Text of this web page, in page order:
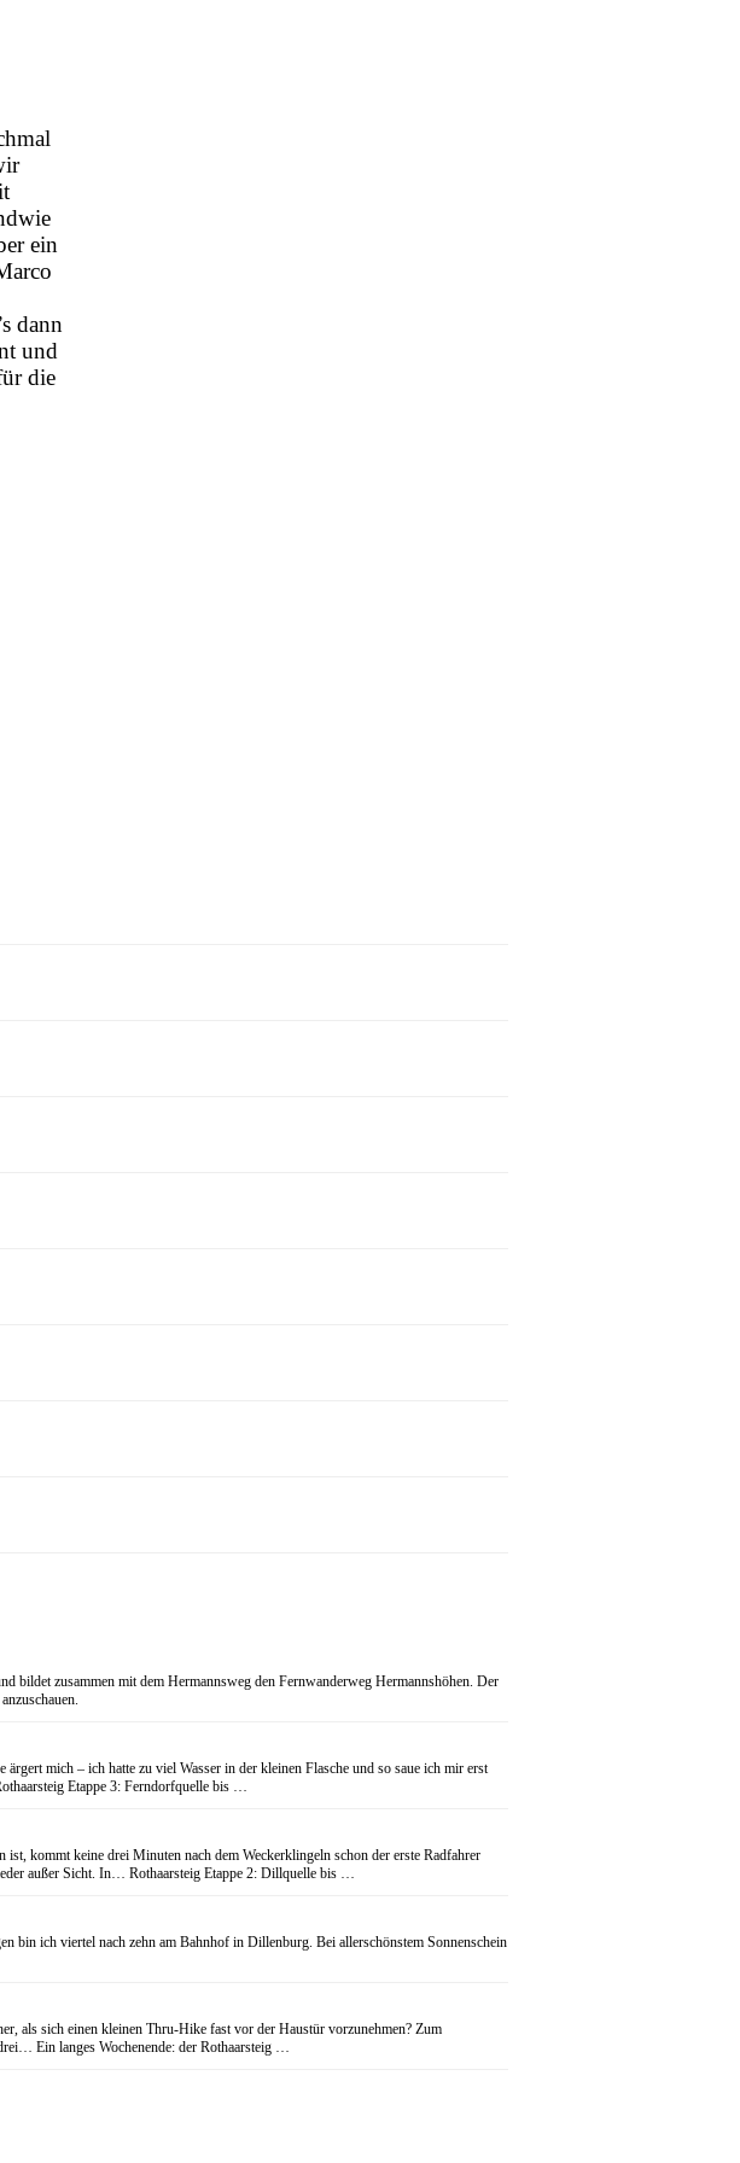
ein
dann
und
die
bildet zusammen mit dem Hermannsweg den Fernwanderweg Hermannshöhen. Der
mich – ich hatte zu viel Wasser in der kleinen Flasche und so saue ich mir erst
Etappe 3: Ferndorfquelle bis …
kommt keine drei Minuten nach dem Weckerklingeln schon der erste Radfahrer
außer Sicht. In… Rothaarsteig Etappe 2: Dillquelle bis …
bin ich viertel nach zehn am Bahnhof in Dillenburg. Bei allerschönstem Sonnenschein
als sich einen kleinen Thru-Hike fast vor der Haustür vorzunehmen? Zum
Ein langes Wochenende: der Rothaarsteig …